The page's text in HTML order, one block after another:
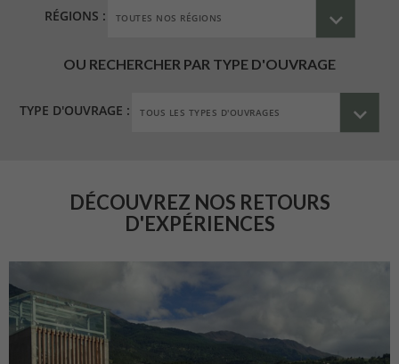
RÉGIONS :
OU RECHERCHER PAR TYPE D'OUVRAGE
TYPE D'OUVRAGE :
DÉCOUVREZ NOS RETOURS
D'EXPÉRIENCES